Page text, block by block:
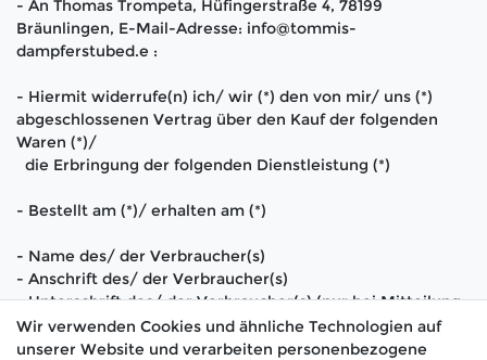
- An Thomas Trompeta, Hüfingerstraße 4, 78199
Bräunlingen, E-Mail-Adresse: info@tommis-
dampferstubed.e :
- Hiermit widerrufe(n) ich/ wir (*) den von mir/ uns (*)
abgeschlossenen Vertrag über den Kauf der folgenden
Waren (*)/
die Erbringung der folgenden Dienstleistung (*)
- Bestellt am (*)/ erhalten am (*)
- Name des/ der Verbraucher(s)
- Anschrift des/ der Verbraucher(s)
- Unterschrift des/ der Verbraucher(s) (nur bei Mitteilung
auf Papier)
- Datum
Wir verwenden Cookies und ähnliche Technologien auf
unserer Website und verarbeiten personenbezogene